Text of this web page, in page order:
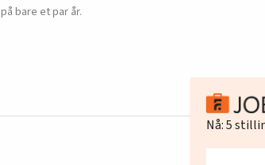
bare et par år.
Nå:5